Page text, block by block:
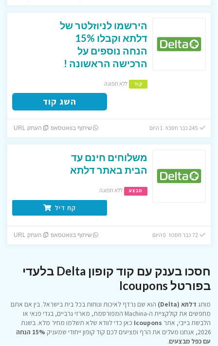
הירשמו לניוזלטר של
דלתא וקבלו 15%
הנחה נוספים על
הרכישה הראשונה !
קוד ללא תפוגה
השג קוד
שיתוף בוואטסאפ העתק URL
משלוחים חינם עד
הבית באתר דלתא
מבצע ללא תפוגה
קח דיל
שיתוף בוואטסאפ העתק URL
חסכו בענק עם קוד קופון Delta בלעדי
בפורטל Icoupons
מותג דלתא (Delta)
הוא שם נרדף לאיכות ונוחות בכל בית בישראל. בין אם אתם
מחפשים את קולקציית ה-Machina המפורסמת, מארזי גרביים, בגדי פנאי או
הלבשת בייבי, אתר Icoupons כאן כדי לוודא שלא תשלמו מחיר מלא. בשנת
2026, אנחנו מעלים את הרף ומציעים לכם קוד קופון ייחודי שמעניק
15% הנחה
עם כפל מבצעים.